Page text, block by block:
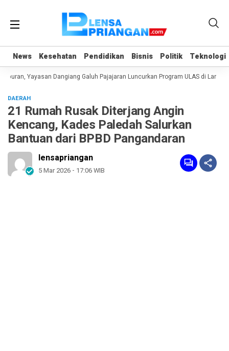
News Kesehatan Pendidikan Bisnis Politik Teknologi
News Kesehatan Pendidikan Bisnis Politik Teknologi
Yayasan Dangiang Galuh Pajajaran Luncurkan Program ULAS di
DAERAH
21 Rumah Rusak Diterjang Angin
Kencang, Kades Paledah Salurkan
Bantuan dari BPBD Pangandaran
lensapriangan
5 Mar 2026 - 17:06 WIB